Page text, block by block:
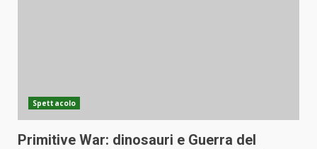
Spettacolo
Primitive War: dinosauri e Guerra del